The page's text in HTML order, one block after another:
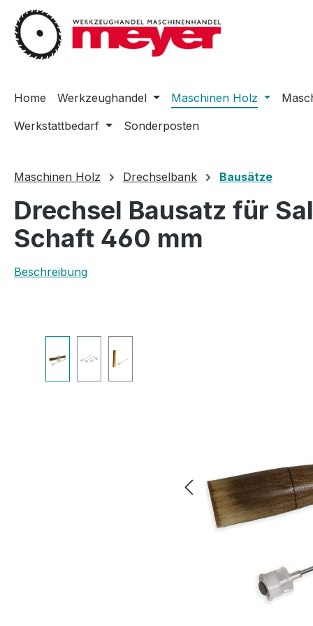
Hauptinhalt springen
Zur Suche springen
Zur Hauptnavigation springen
Home Werkzeughandel Maschinen Holz
Werkstattbedarf
Sonderposten
Maschinen Holz Drechselbank Bausätze
Drechsel Bausatz für
Schaft 460 mm
Beschreibung